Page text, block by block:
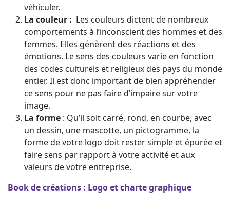
véhiculer.
La couleur : Les couleurs dictent de nombreux
comportements à l’inconscient des hommes et des
femmes. Elles génèrent des réactions et des
émotions. Le sens des couleurs varie en fonction
des codes culturels et religieux des pays du monde
entier. Il est donc important de bien appréhender
ce sens pour ne pas faire d’impaire sur votre
image.
La forme : Qu’il soit carré, rond, en courbe, avec
un dessin, une mascotte, un pictogramme, la
forme de votre logo doit rester simple et épurée et
faire sens par rapport à votre activité et aux
valeurs de votre entreprise.
Book de créations : Logo et charte graphique